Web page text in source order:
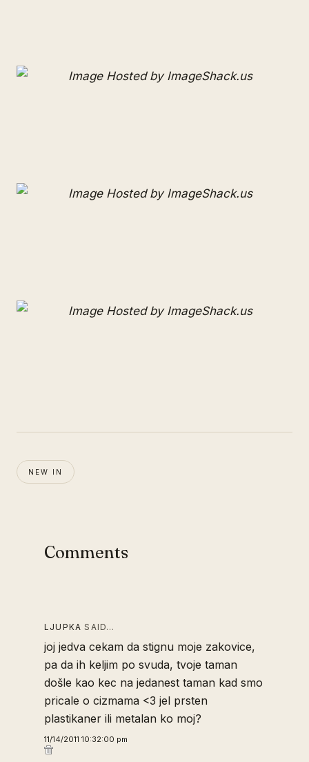
NEW IN
Comments
LJUPKA SAID…
joj jedva cekam da stignu moje zakovice,
pa da ih keljim po svuda, tvoje taman
došle kao kec na jedanest taman kad smo
pricale o cizmama <3 jel prsten
plastikaner ili metalan ko moj?
11/14/2011 10:32:00 pm